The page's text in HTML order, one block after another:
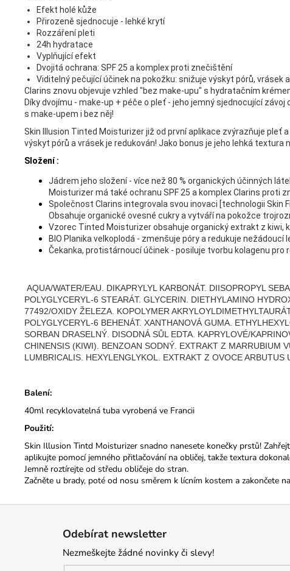
Efekt holé kůže
Přirozeně sjednocuje - lehké krytí
Rozzáření pleti
24h hydratace
Vyplňující efekt
Dvojitá ochrana: SPF 25 a komplex proti znečištění
Viditelný pečující účinek na pokožku: snižuje výskyt pórů, vrásek
Clarins znovu objevuje vzhled "bez make-upu" s hydratačním
Díky dvojímu - make-up + péče o pleť - jeho jemný sjednocující
s make-upem i bez něj!
Skin Illusion Tinted Moisturizer již od první aplikace zvýrazňuje pleť
výskyt pórů a vrásek je redukován! Jako bonus je jeho lehká
Složení :
Jádrem jeho složení - více než 80 % organických účinných
Moisturizer má také ochranu SPF 25 a komplex Clarins proti
Společnost Clarins integrovala svou inovaci [technologii Skin
Obsahuje organické ovesné cukry a vytváří na pokožce
Vzorec Tinted Moisturizer obsahuje organický extrakt z kiwi,
BIO Planika velkoplodá - zmenšuje póry a redukuje nežádoucí
Čekanka, protistárnoucí účinek - posiluje tvorbu kolagenu
AQUA/WATER/EAU. DIKAPRYLYL KARBONÁT. DIISOPROPYL
POLYGLYCERYL-6 STEARÁT. GLYCERIN. DIETHYLAMINO
77492/OXIDY ŽELEZA. KOPOLYMER
POLYGLYCERYL-6 BEHENÁT. XANTHANOVÁ GUMA.
SORBAN DRASELNÝ. DISODNÁ SŮL EDTA. KAPRYLOVÉ/
CHINENSIS (KIWI). BENZOAN SODNÝ. EXTRAKT Z MARRUBIUM
LUMBRICALIS. HEXYLENGLYKOL. EXTRAKT Z OVOCE
Balení:
40ml recyklovatelná tuba vyrobená ve Francii
Použití:
Skin Illusion Tintd Moisturizer snadno nanesete konečky prstů!
aplikujte pomocí jemného přitlačování na obličej, takže textura
Jemně roztírejte od středu obličeje do stran.
Začněte u brady, poté od nosu směrem k lícním kostem a zakončete
Odebírat newsletter
Nezmeškejte žádné novinky či slevy!